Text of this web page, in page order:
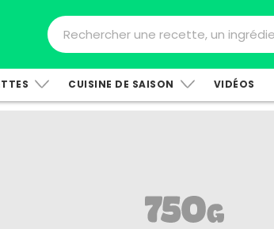
CUISINE DE SAISON VIDÉOS